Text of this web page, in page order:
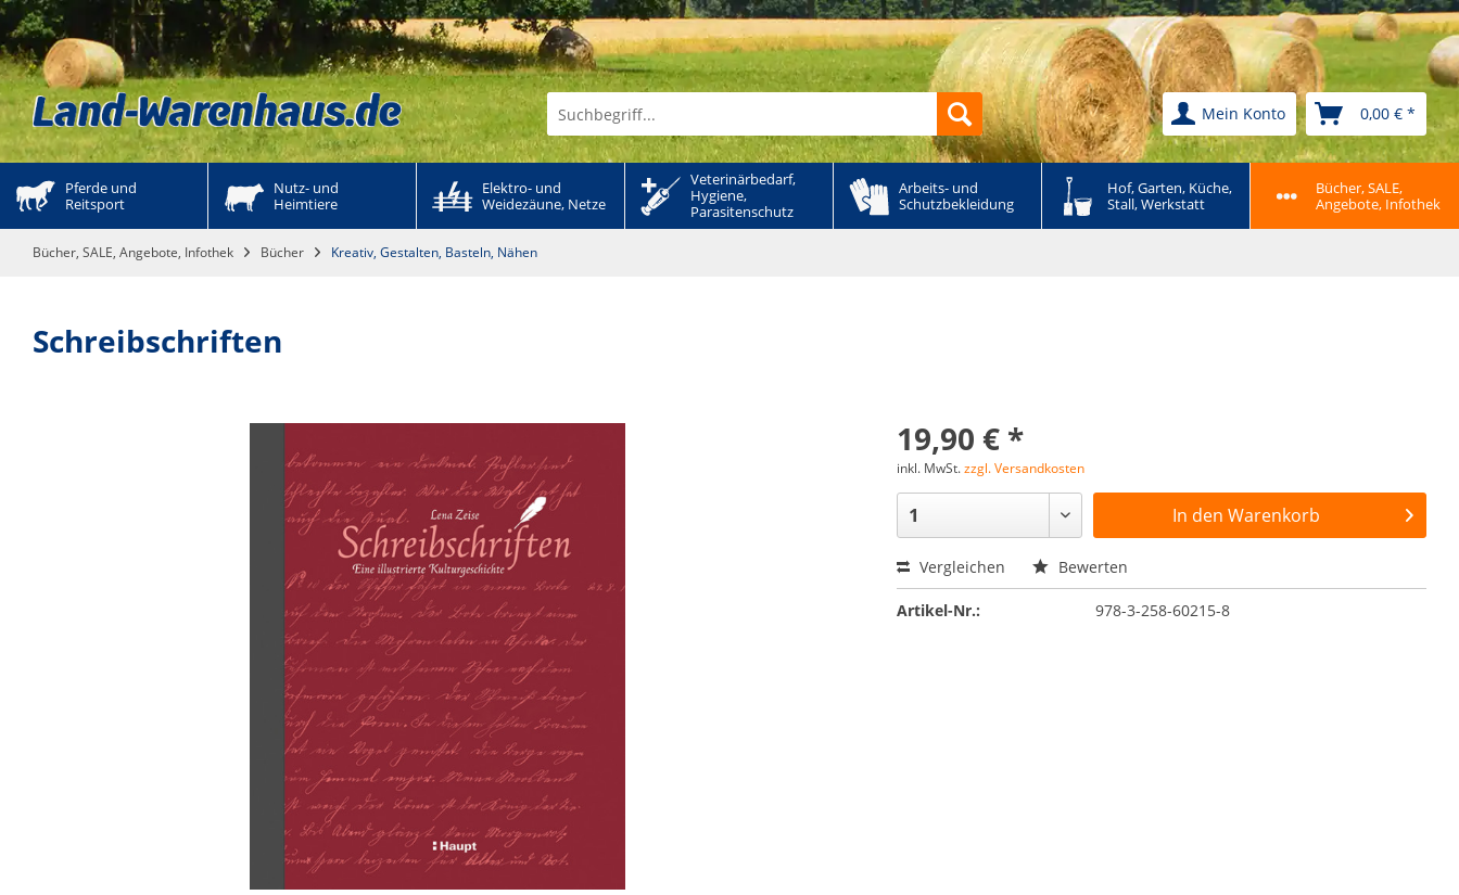
Mein Konto 0,00 € *
Pferde und
Reitsport
Nutz- und
Heimtiere
Elektro- und
Weidezäune, Netze
Veterinärbedarf,
Hygiene,
Parasitenschutz
Arbeits- und
Schutzbekleidung
Hof, Garten, Küche,
Stall, Werkstatt
Bücher, SALE,
Angebote, Infothek
Bücher, SALE, Angebote, Infothek Bücher Kreativ, Gestalten, Basteln, Nähen
Schreibschriften
19,90 € *
inkl. MwSt.zzgl. Versandkosten
In den Warenkorb
Vergleichen Bewerten
Artikel-Nr.: 978-3-258-60215-8